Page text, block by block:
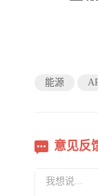
能源
意见反